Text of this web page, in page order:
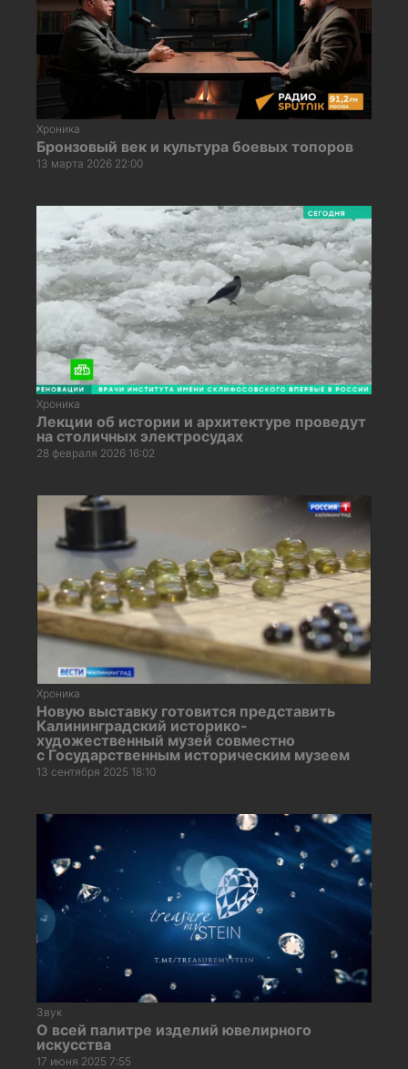
Хроника
Бронзовый век и культура боевых топоров
13 марта 2026 22:00
Хроника
Лекции об истории и архитектуре проведут
на столичных электросудах
28 февраля 2026 16:02
Хроника
Новую выставку готовится представить
Калининградский историко-
художественный музей совместно
с Государственным историческим музеем
13 сентября 2025 18:10
Звук
О всей палитре изделий ювелирного
искусства
17 июня 2025 7:55